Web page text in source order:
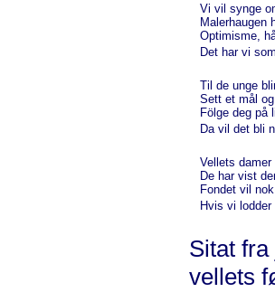
Vi vil synge
Malerhaugen
Optimisme,
Det har vi
Til de unge
Sett et mål
Fölge deg på
Da vil det bli
Vellets damer
De har vist
Fondet vil
Hvis vi lodder
Sitat
vellets